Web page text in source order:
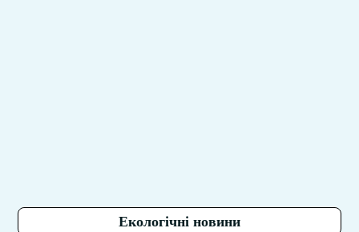
Екологічні новини